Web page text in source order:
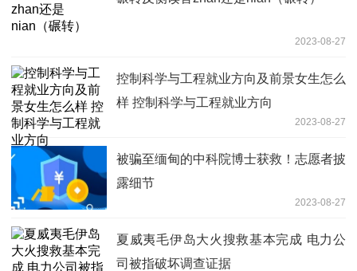
2023-08-27
控制科学与工程就业方向及前景女生怎么
样 控制科学与工程就业方向
2023-08-27
被骗至缅甸的中科院博士获救！志愿者披
露细节
2023-08-27
夏威夷毛伊岛大火搜救基本完成 电力公
司被指破坏调查证据